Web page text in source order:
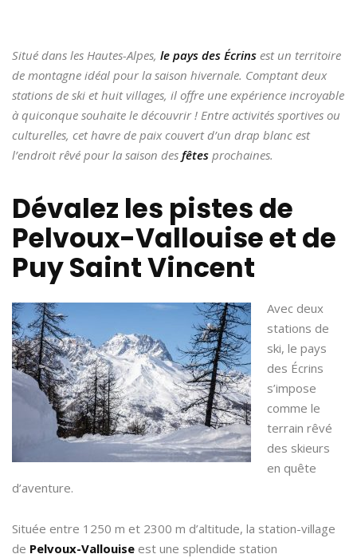
Situé dans les Hautes-Alpes, le pays des Écrins est un territoire
de montagne idéal pour la saison hivernale. Comptant deux
stations de ski et huit villages, il offre une expérience incroyable
à quiconque souhaite le découvrir ! Entre activités sportives ou
culturelles, cet havre de paix couvert d’un drap blanc est
l’endroit rêvé pour la saison des fêtes prochaines.
Dévalez les pistes de
Pelvoux-Vallouise et de
Puy Saint Vincent
Avec deux
stations de
ski, le pays
des Écrins
s’impose
comme le
terrain rêvé
des skieurs
en quête
d’aventure.
Située entre 1250 m et 2300 m d’altitude, la station-village
de Pelvoux-Vallouise est une splendide station